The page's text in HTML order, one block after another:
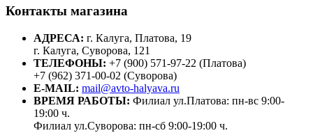
Контакты магазина
АДРЕСА: г. Калуга, Платова, 19
г. Калуга, Суворова, 121
ТЕЛЕФОНЫ: +7 (900) 571-97-22 (Платова)
+7 (962) 371-00-02 (Суворова)
E-MAIL: mail@avto-halyava.ru
ВРЕМЯ РАБОТЫ: Филиал ул.Платова: пн-вс 9:00-
19:00 ч.
Филиал ул.Суворова: пн-сб 9:00-19:00 ч.